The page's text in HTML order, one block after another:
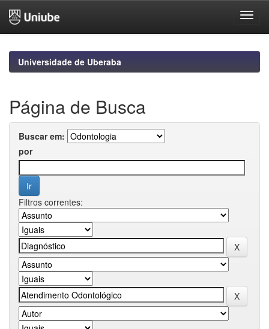
navigationUniversidade de Uberaba
Página de Busca
Buscar em:
por
Filtros correntes: